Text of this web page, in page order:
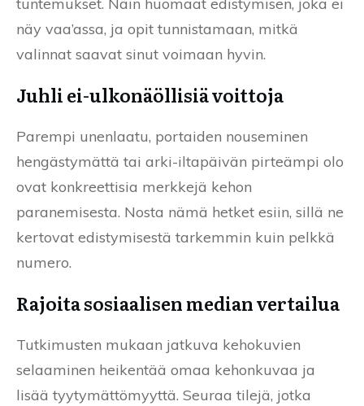
tuntemukset. Näin huomaat edistymisen, joka ei
näy vaa’assa, ja opit tunnistamaan, mitkä
valinnat saavat sinut voimaan hyvin.
Juhli ei-ulkonäöllisiä voittoja
Parempi unenlaatu, portaiden nouseminen
hengästymättä tai arki-iltapäivän pirteämpi olo
ovat konkreettisia merkkejä kehon
paranemisesta. Nosta nämä hetket esiin, sillä ne
kertovat edistymisestä tarkemmin kuin pelkkä
numero.
Rajoita sosiaalisen median vertailua
Tutkimusten mukaan jatkuva kehokuvien
selaaminen heikentää omaa kehonkuvaa ja
lisää tyytymättömyyttä. Seuraa tilejä, jotka